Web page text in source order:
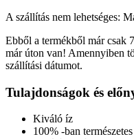
A szállítás nem lehetséges:
Ebből a termékből már csak
már úton van! Amennyiben
szállítási dátumot.
Tulajdonságok és
Kiváló íz
100% -ban természetes